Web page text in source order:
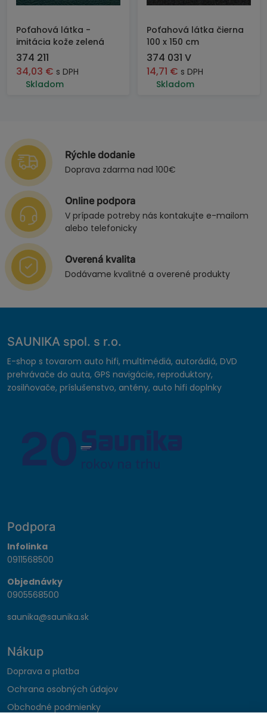
Poťahová látka -
imitácia kože zelená
374 211
34,03 € s DPH
Skladom
Poťahová látka čierna
100 x 150 cm
374 031 V
14,71 € s DPH
Skladom
Rýchle dodanie
Doprava zdarma nad 100€
Online podpora
V prípade potreby nás kontakujte e-mailom
alebo telefonicky
Overená kvalita
Dodávame kvalitné a overené produkty
SAUNIKA spol. s r.o.
E-shop s tovarom auto hifi, multimédiá, autorádiá, DVD
prehrávače do auta, GPS navigácie, reproduktory,
zosilňovače, príslušenstvo, antény, auto hifi doplnky
Podpora
Infolinka
0911568500
Objednávky
0905568500
saunika@saunika.sk
Nákup
Doprava a platba
Ochrana osobných údajov
Obchodné podmienky